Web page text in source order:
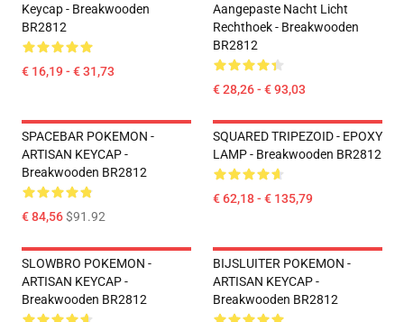
Keycap - Breakwooden
BR2812
€ 16,19 - € 31,73
Aangepaste Nacht Licht
Rechthoek - Breakwooden
BR2812
€ 28,26 - € 93,03
SPACEBAR POKEMON -
ARTISAN KEYCAP -
Breakwooden BR2812
€ 84,56$91.92
SQUARED TRIPEZOID - EPOXY
LAMP - Breakwooden BR2812
€ 62,18 - € 135,79
SLOWBRO POKEMON -
ARTISAN KEYCAP -
Breakwooden BR2812
BIJSLUITER POKEMON -
ARTISAN KEYCAP -
Breakwooden BR2812